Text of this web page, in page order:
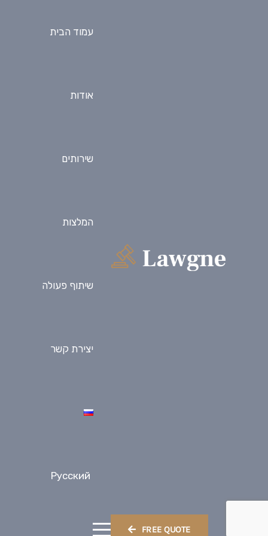
עמוד הבית
אודות
שירותים
המלצות
שיתוף פעולה
יצירת קשר
Русский
FREE QUOTE